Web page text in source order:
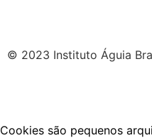
© 2023 Instituto Águia
Cookies são pequenos